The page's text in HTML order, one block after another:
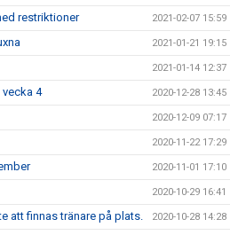
restriktioner 2021-02-07 15:59
2021-01-21 19:15
2021-01-14 12:37
4 2020-12-28 13:45
2020-12-09 07:17
2020-11-22 17:29
2020-11-01 17:10
2020-10-29 16:41
att finnas tränare på plats. 2020-10-28 14:28